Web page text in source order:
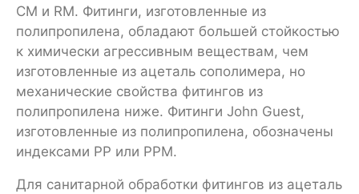
CM и RM. Фитинги, изготовленные из
полипропилена, обладают большей стойкостью
к химически агрессивным веществам, чем
изготовленные из ацеталь сополимера, но
механические свойства фитингов из
полипропилена ниже. Фитинги John Guest,
изготовленные из полипропилена, обозначены
индексами PP или РРМ.
Для санитарной обработки фитингов из ацеталь